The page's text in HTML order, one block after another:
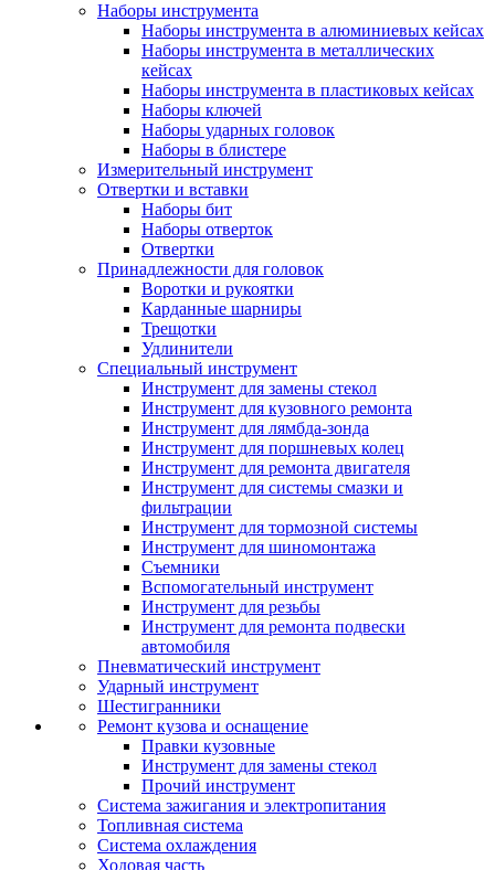
Наборы инструмента
Наборы инструмента в алюминиевых кейсах
Наборы инструмента в металлических
кейсах
Наборы инструмента в пластиковых кейсах
Наборы ключей
Наборы ударных головок
Наборы в блистере
Измерительный инструмент
Отвертки и вставки
Наборы бит
Наборы отверток
Отвертки
Принадлежности для головок
Воротки и рукоятки
Карданные шарниры
Трещотки
Удлинители
Специальный инструмент
Инструмент для замены стекол
Инструмент для кузовного ремонта
Инструмент для лямбда-зонда
Инструмент для поршневых колец
Инструмент для ремонта двигателя
Инструмент для системы смазки и
фильтрации
Инструмент для тормозной системы
Инструмент для шиномонтажа
Съемники
Вспомогательный инструмент
Инструмент для резьбы
Инструмент для ремонта подвески
автомобиля
Пневматический инструмент
Ударный инструмент
Шестигранники
Ремонт кузова и оснащение
Правки кузовные
Инструмент для замены стекол
Прочий инструмент
Система зажигания и электропитания
Топливная система
Система охлаждения
Ходовая часть